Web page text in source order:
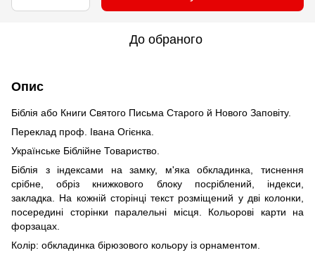
До обраного
Опис
Біблія або Книги Святого Письма Старого й Нового Заповіту.
Переклад проф. Івана Огієнка.
Українське Біблійне Товариство.
Біблія з індексами на замку, м'яка обкладинка, тиснення
срібне, обріз книжкового блоку посріблений, індекси,
закладка. На кожній сторінці текст розміщений у дві колонки,
посередині сторінки паралельні місця. Кольорові карти на
форзацах.
Колір: обкладинка бірюзового кольору із орнаментом.